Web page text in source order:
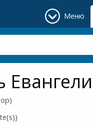
Меню